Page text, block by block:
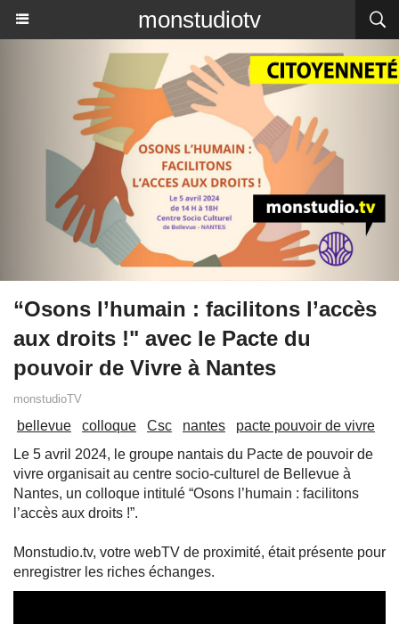
monstudiotv
“Osons l’humain : facilitons l’accès
aux droits !" avec le Pacte du
pouvoir de Vivre à Nantes
monstudioTV
bellevue colloque Csc nantes
pacte pouvoir de vivre
Le 5 avril 2024, le groupe nantais du Pacte de pouvoir de
vivre organisait au centre socio-culturel de Bellevue à
Nantes, un colloque intitulé “Osons l’humain : facilitons
l’accès aux droits !”.
Monstudio.tv, votre webTV de proximité, était présente pour
enregistrer les riches échanges.